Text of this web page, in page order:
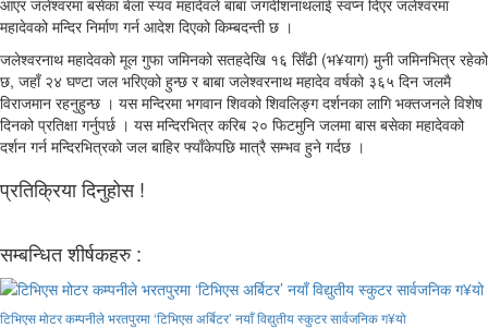
आएर जलेश्वरमा बसेका बेला स्यवं महादेवले बाबा जगदीशनाथलाई स्वप्न दिएर जलेश्वरमा
महादेवको मन्दिर निर्माण गर्न आदेश दिएको किम्बदन्ती छ ।
जलेश्वरनाथ महादेवको मूल गुफा जमिनको सतहदेखि १६ सिँढी (भ¥याग) मुनी जमिनभित्र रहेको
छ, जहाँ २४ घण्टा जल भरिएको हुन्छ र बाबा जलेश्वरनाथ महादेव वर्षको ३६५ दिन जलमै
विराजमान रहनुहुन्छ । यस मन्दिरमा भगवान शिवको शिवलिङ्ग दर्शनका लागि भक्तजनले विशेष
दिनको प्रतिक्षा गर्नुपर्छ । यस मन्दिरभित्र करिब २० फिटमुनि जलमा बास बसेका महादेवको
दर्शन गर्न मन्दिरभित्रको जल बाहिर फ्याँकेपछि मात्रै सम्भव हुने गर्दछ ।
प्रतिक्रिया दिनुहोस !
सम्बन्धित शीर्षकहरु :
टिभिएस मोटर कम्पनीले भरतपुरमा ‘टिभिएस अर्बिटर’ नयाँ विद्युतीय स्कुटर सार्वजनिक ग¥यो